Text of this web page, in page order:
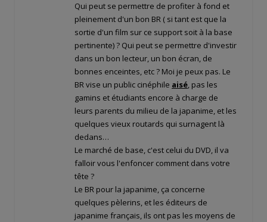
Qui peut se permettre de profiter à fond et
pleinement d'un bon BR ( si tant est que la
sortie d'un film sur ce support soit à la base
pertinente) ? Qui peut se permettre d'investir
dans un bon lecteur, un bon écran, de
bonnes enceintes, etc ? Moi je peux pas. Le
BR vise un public cinéphile aisé, pas les
gamins et étudiants encore à charge de
leurs parents du milieu de la japanime, et les
quelques vieux routards qui surnagent là
dedans…
Le marché de base, c'est celui du DVD, il va
falloir vous l'enfoncer comment dans votre
tête ?
Le BR pour la japanime, ça concerne
quelques pèlerins, et les éditeurs de
japanime français, ils ont pas les moyens de